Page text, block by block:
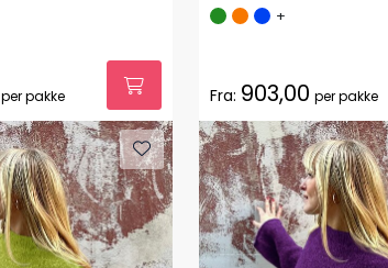
per pakke
+
Fra: 903,00 per pakke